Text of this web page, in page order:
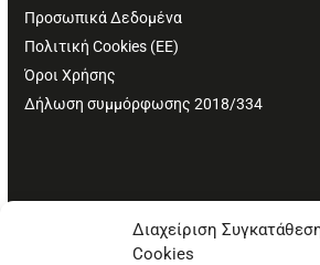
Διαχείριση
Cookies
Προσωπικά Δεδομένα
Πολιτική Cookies (ΕΕ)
Όροι Χρήσης
Δήλωση συμμόρφωσης 2018/334